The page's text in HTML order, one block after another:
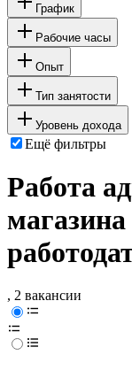
График
Рабочие часы
Опыт
Тип занятости
Уровень дохода
Ещё фильтры
Работа
, 2 вакансии